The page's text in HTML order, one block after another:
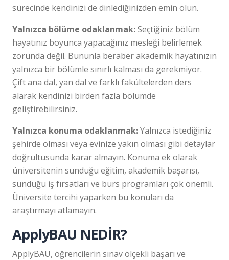
sürecinde kendinizi de dinlediğinizden emin olun.
Yalnızca bölüme odaklanmak:Seçtiğiniz bölüm
hayatınız boyunca yapacağınız mesleği belirlemek
zorunda değil. Bununla beraber akademik hayatınızın
yalnızca bir bölümle sınırlı kalması da gerekmiyor.
Çift ana dal, yan dal ve farklı fakültelerden ders
alarak kendinizi birden fazla bölümde
geliştirebilirsiniz.
Yalnızca konuma odaklanmak:Yalnızca istediğiniz
şehirde olması veya evinize yakın olması gibi detaylar
doğrultusunda karar almayın. Konuma ek olarak
üniversitenin sunduğu eğitim, akademik başarısı,
sunduğu iş fırsatları ve burs programları çok önemli.
Üniversite tercihi yaparken bu konuları da
araştırmayı atlamayın.
ApplyBAU NEDİR?
ApplyBAU, öğrencilerin sınav ölçekli başarı ve